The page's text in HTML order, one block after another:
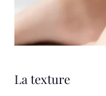
La texture